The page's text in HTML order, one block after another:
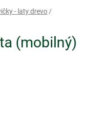
- laty drevo /
(mobilný)